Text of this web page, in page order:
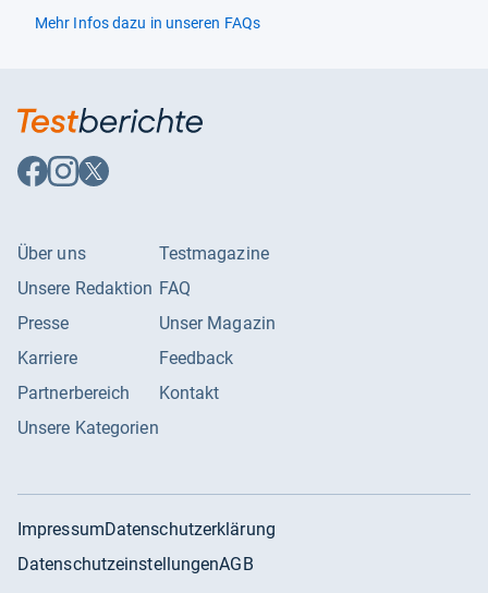
Mehr Infos dazu in unseren FAQs
Auf
Facebook
Auf
Instagram
Auf
X
Über uns
Unsere Redaktion
Presse
Karriere
Partnerbereich
Unsere Kategorien
Testmagazine
FAQ
Unser Magazin
Feedback
Kontakt
ImpressumDatenschutzerklärung
DatenschutzeinstellungenAGB